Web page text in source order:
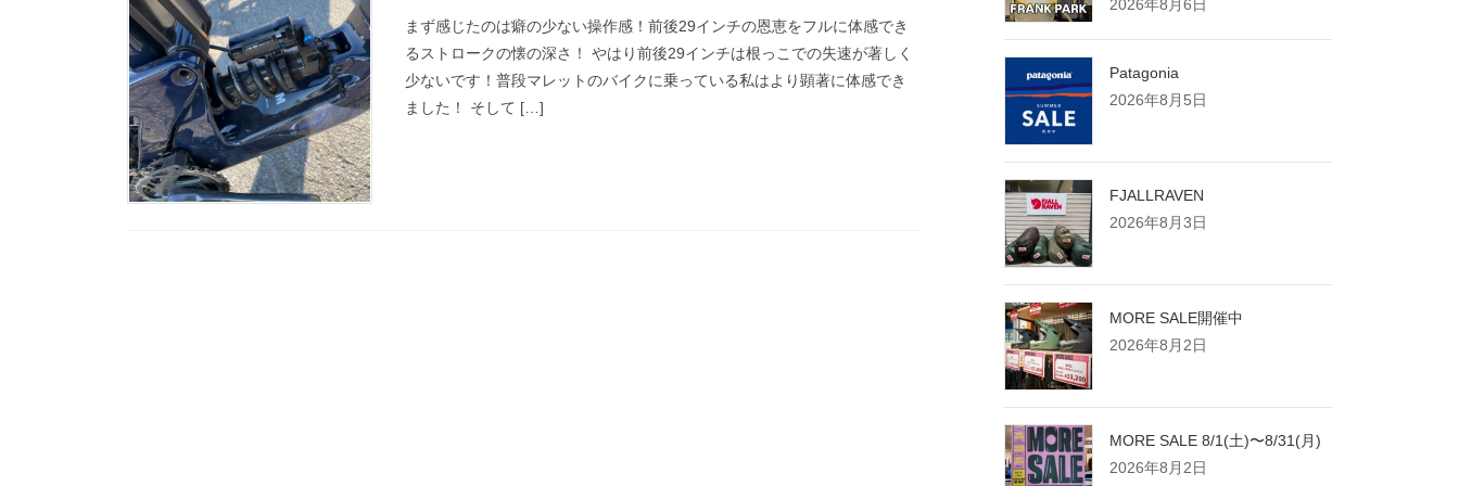
まず感じたのは癖の少ない操作感！前後29インチの恩恵をフルに体感でき
るストロークの懐の深さ！ やはり前後29インチは根っこでの失速が著しく
少ないです！普段マレットのバイクに乗っている私はより顕著に体感でき
ました！ そして […]
2026年8月6日
Patagonia
2026年8月5日
FJALLRAVEN
2026年8月3日
MORE SALE開催中
2026年8月2日
MORE SALE 8/1(土)〜8/31(月)
2026年8月2日